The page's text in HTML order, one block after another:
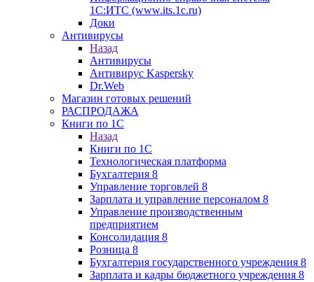
1С:ИТС (www.its.1c.ru)
Доки
Антивирусы
Назад
Антивирусы
Антивирус Kaspersky
Dr.Web
Магазин готовых решений
РАСПРОДАЖА
Книги по 1С
Назад
Книги по 1С
Технологическая платформа
Бухгалтерия 8
Управление торговлей 8
Зарплата и управление персоналом 8
Управление производственным
предприятием
Консолидация 8
Розница 8
Бухгалтерия государственного учреждения 8
Зарплата и кадры бюджетного учреждения 8